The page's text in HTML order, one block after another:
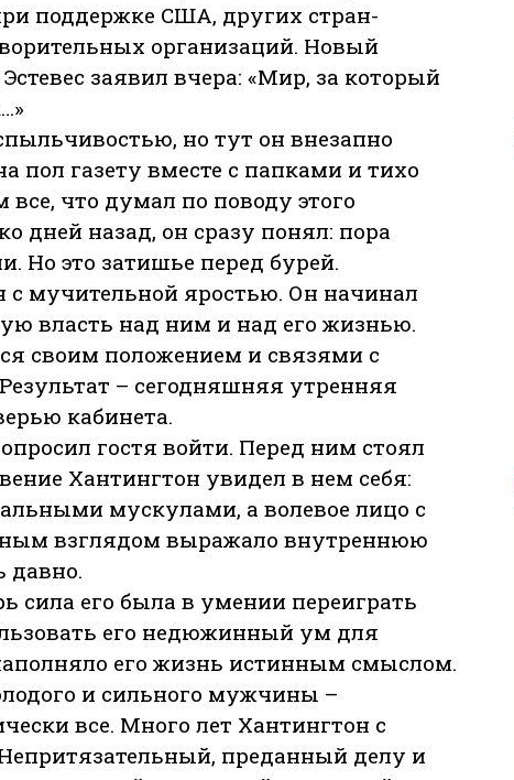
поддержке США, других стран-
организаций. Новый
заявил вчера: «Мир, за который
но тут он внезапно
газету вместе с папками и тихо
что думал по поводу этого
дней назад, он сразу понял: пора
Но это затишье перед бурей.
с мучительной яростью. Он начинал
власть над ним и над его жизнью.
своим положением и связями с
– сегодняшняя утренняя
кабинета.
гостя войти. Перед ним стоял
Хантингтон увидел в нем себя:
мускулами, а волевое лицо с
взглядом выражало внутреннюю
давно.
сила его была в умении переиграть
его недюжинный ум для
его жизнь истинным смыслом.
и сильного мужчины –
все. Много лет Хантингтон с
преданный делу и